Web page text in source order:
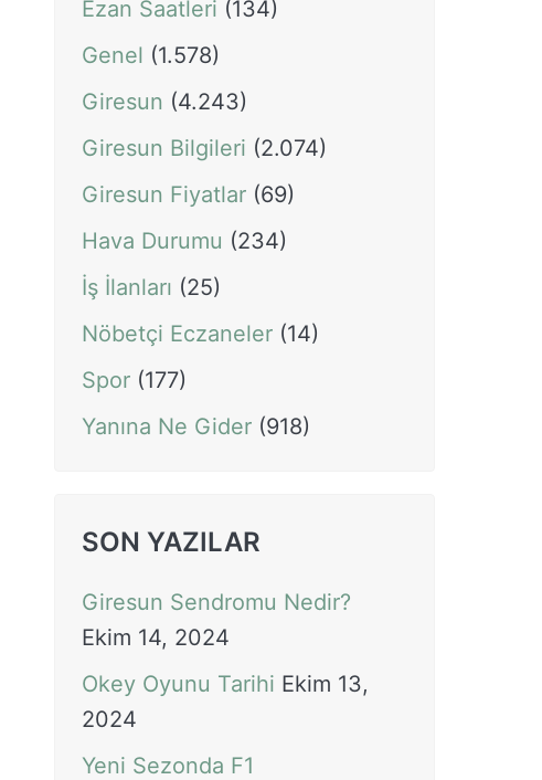
Ezan Saatleri (134)
Genel (1.578)
Giresun (4.243)
Giresun Bilgileri (2.074)
Giresun Fiyatlar (69)
Hava Durumu (234)
İş İlanları (25)
Nöbetçi Eczaneler (14)
Spor (177)
Yanına Ne Gider (918)
SON YAZILAR
Giresun Sendromu Nedir?
Ekim 14, 2024
Okey Oyunu Tarihi Ekim 13,
2024
Yeni Sezonda F1